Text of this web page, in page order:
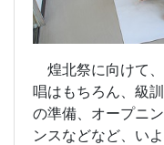
煌北祭に向けて
唱はもちろん、級
の準備、オープニ
ンスなどなど、い